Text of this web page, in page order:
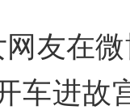
友在
车进故